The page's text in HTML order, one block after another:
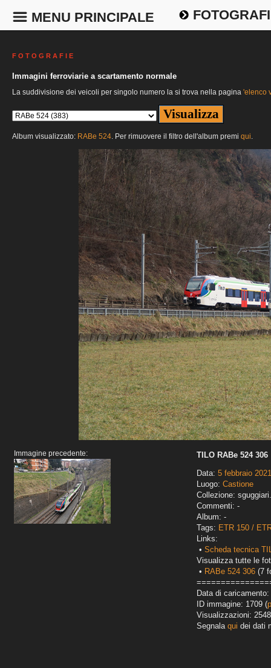
MENU PRINCIPALE
F O T O G R A F I E
Immagini ferroviarie a scartamento normale
La suddivisione dei veicoli per singolo numero la si trova nella pagina 'elenco
Album visualizzato: RABe 524. Per rimuovere il filtro dell'album premi qui.
Immagine precedente:
TILO RABe 524 306
Data: 5 febbraio 2021
Luogo: Castione
Collezione:
Commenti: -
Album: -
Tags: ETR 150 /
Links:
• Scheda tecnica
Visualizza tutte le
• RABe 524 306 (7
Data di
ID immagine: 1709 (
Visualizzazioni: 2548
Segnala qui dei dati